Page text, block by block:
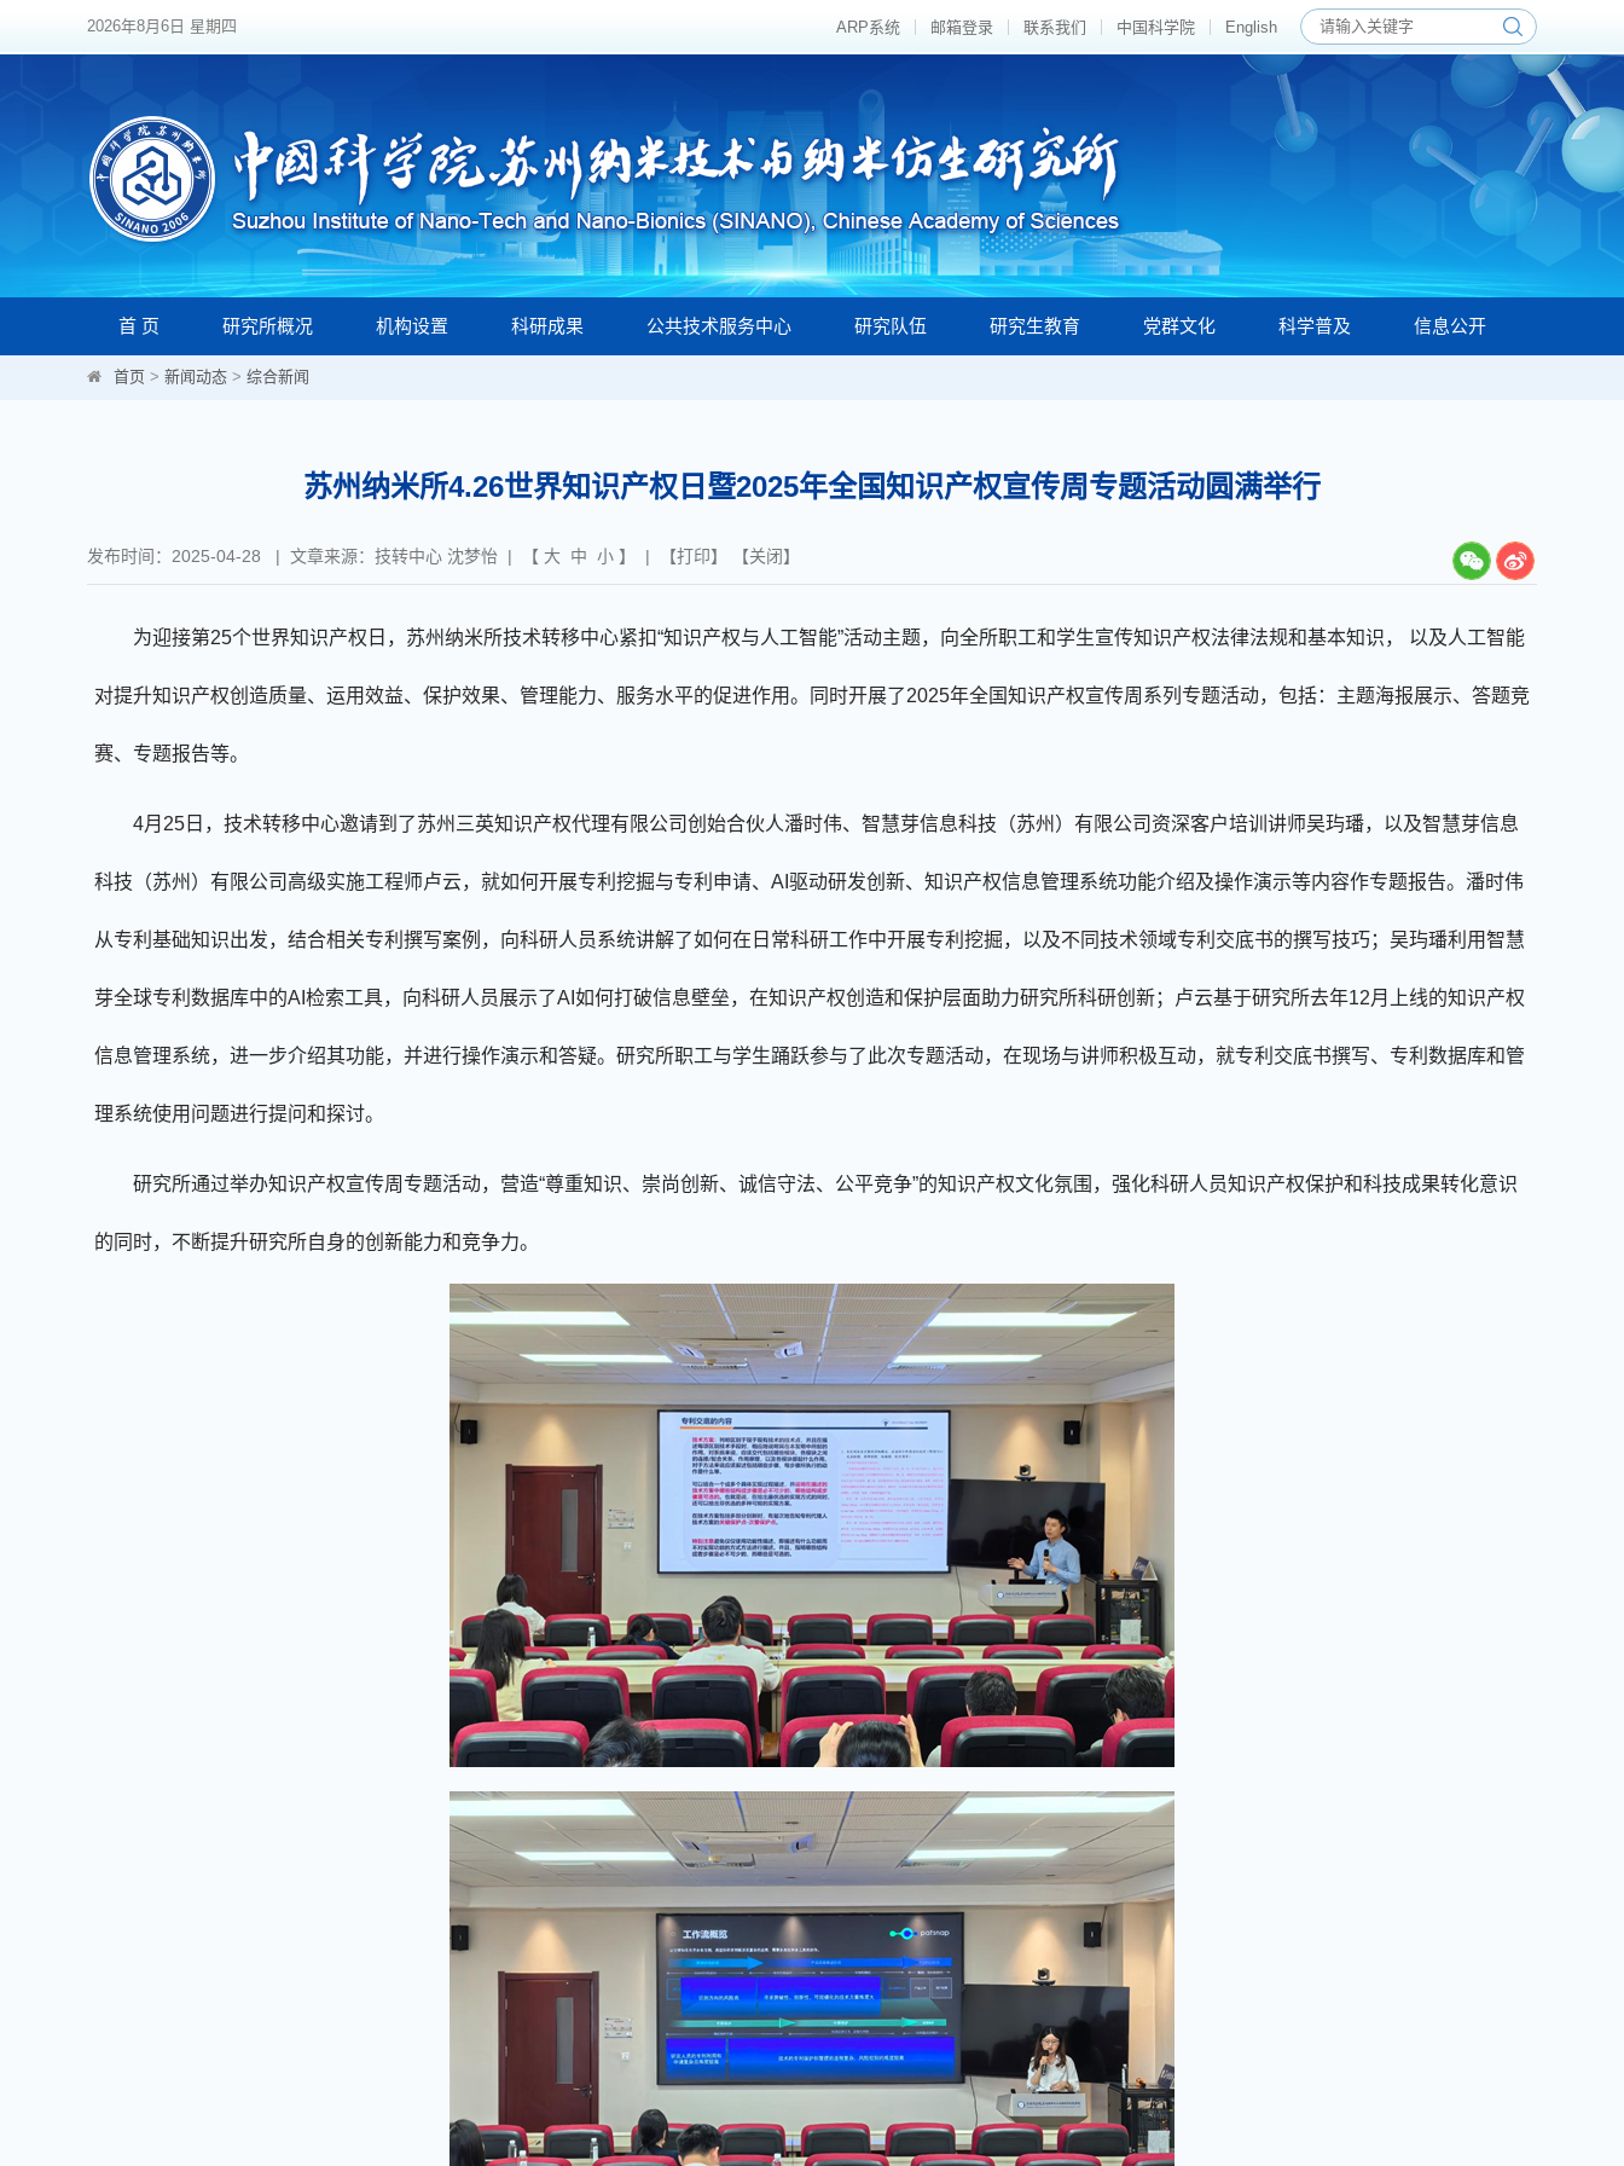
2026年8月6日 星期四 ARP系统 邮箱登录 联系我们 中国科学院 English
首 页 研究所概况 机构设置 科研成果 公共技术服务中心 研究队伍 研究生教育 党群文化 科学普及 信息公开
首页 > 新闻动态 > 综合新闻
苏州纳米所4.26世界知识产权日暨2025年全国知识产权宣传周专题活动圆满举行
发布时间：2025-04-28 | 文章来源：技转中心 沈梦怡 | 【 大 中 小 】 | 【打印】 【关闭】
为迎接第25个世界知识产权日，苏州纳米所技术转移中心紧扣“知识产权与人工智能”活动主题，向全所职工和学生宣传知识产权法律法规和基本知识， 以及人工智能
对提升知识产权创造质量、运用效益、保护效果、管理能力、服务水平的促进作用。同时开展了2025年全国知识产权宣传周系列专题活动，包括：主题海报展示、答题竞
赛、专题报告等。
4月 25 日，技术转移中心邀请到了苏州三英知识产权代理有限公司创始合伙人潘时伟、智慧芽信息科技（苏州）有限公司资深客户培训讲师吴玙璠，以及智慧芽信息
科技（苏州）有限公司高级实施工程师卢云，就如何开展专利挖掘与专利申请、 AI 驱动研发创新、知识产权信息管理系统功能介绍及操作演示等内容作专题报告。潘时伟
从专利基础知识出发，结合相关专利撰写案例，向科研人员系统讲解了如何在日常科研工作中开展专利挖掘，以及不同技术领域专利交底书的撰写技巧；吴玙璠利用智慧
芽全球专利数据库中的AI 检索工具，向科研人员展示了AI 如何打破信息壁垒，在知识产权创造和保护层面助力研究所科研创新；卢云基于研究所去年12月上线的知识产权
信息管理系统，进一步介绍其功能，并进行操作演示和答疑。研究所职工与学生踊跃参与了此次专题活动，在现场与讲师积极互动，就专利交底书撰写、专利数据库和管
理系统使用问题进行提问和探讨。
研究所通过举办知识产权宣传周专题活动，营造“尊重知识、崇尚创新、诚信守法、公平竞争”的知识产权文化氛围，强化科研人员知识产权保护和科技成果转化意识
的同时，不断提升研究所自身的创新能力和竞争力。